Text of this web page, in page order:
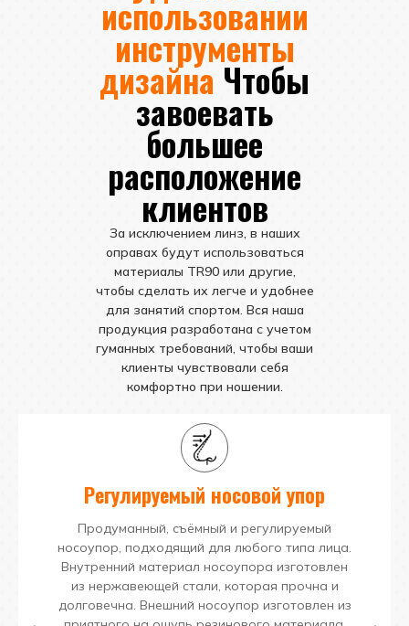
использовании
инструменты
дизайна Чтобы
завоевать
большее
расположение
клиентов
За исключением линз, в наших
оправах будут использоваться
материалы TR90 или другие,
чтобы сделать их легче и удобнее
для занятий спортом. Вся наша
продукция разработана с учетом
гуманных требований, чтобы ваши
клиенты чувствовали себя
комфортно при ношении.
Регулируемый носовой упор
Продуманный, съёмный и регулируемый
носоупор, подходящий для любого типа лица.
Внутренний материал носоупора изготовлен
из нержавеющей стали, которая прочна и
долговечна. Внешний носоупор изготовлен из